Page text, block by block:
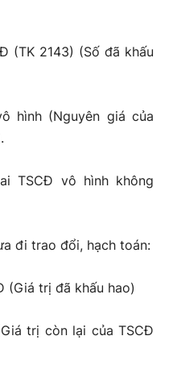
(TK 2143) (Số đã khấu
hình (Nguyên giá của
TSCĐ vô hình không
đi trao đổi, hạch toán:
(Giá trị đã khấu hao)
trị còn lại của TSCĐ